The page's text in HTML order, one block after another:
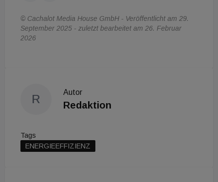
© Cachalot Media House GmbH - Veröffentlicht am 29.
September 2025 - zuletzt bearbeitet am 26. Februar
2026
R
Autor
Redaktion
Tags
ENERGIEEFFIZIENZ